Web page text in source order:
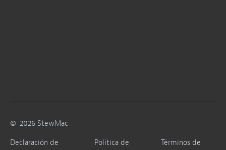
© 2026 StewMac
Declaración de
Política de
Términos de